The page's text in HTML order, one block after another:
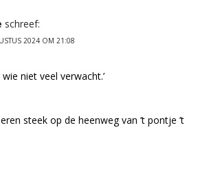
schreef:
2024 OM 21:08
niet veel verwacht.’
steek op de heenweg van ’t pontje ’t